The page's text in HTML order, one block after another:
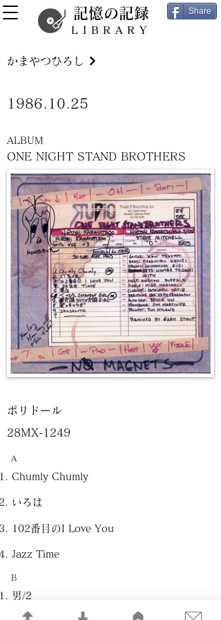
記憶の記録
LIBRARY
Share
ONE NIGHT STAND BROTHERS
A
Chumly Chumly
いろは
102番目のI Love You
Jazz Time
B
男/2
かまやつひろし
1986.10.25
ALBUM
ポリドール
28MX-1249